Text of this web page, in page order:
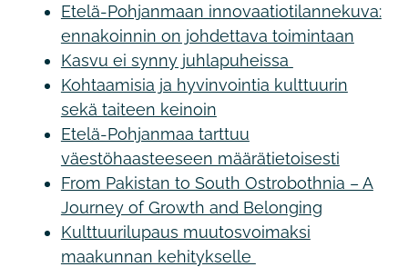
Etelä-Pohjanmaan innovaatiotilannekuva:
ennakoinnin on johdettava toimintaan
Kasvu ei synny juhlapuheissa
Kohtaamisia ja hyvinvointia kulttuurin
sekä taiteen keinoin
Etelä-Pohjanmaa tarttuu
väestöhaasteeseen määrätietoisesti
From Pakistan to South Ostrobothnia – A
Journey of Growth and Belonging
Kulttuurilupaus muutosvoimaksi
maakunnan kehitykselle